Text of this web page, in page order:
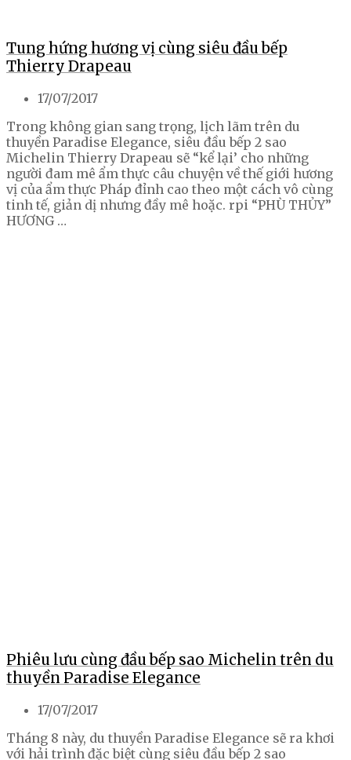
Tung hứng hương vị cùng siêu đầu bếp
Thierry Drapeau
17/07/2017
Trong không gian sang trọng, lịch lãm trên du
thuyền Paradise Elegance, siêu đầu bếp 2 sao
Michelin Thierry Drapeau sẽ “kể lại’ cho những
người đam mê ẩm thực câu chuyện về thế giới hương
vị của ẩm thực Pháp đỉnh cao theo một cách vô cùng
tinh tế, giản dị nhưng đầy mê hoặc. rpi “PHÙ THỦY”
HƯƠNG …
Phiêu lưu cùng đầu bếp sao Michelin trên du
thuyền Paradise Elegance
17/07/2017
Tháng 8 này, du thuyền Paradise Elegance sẽ ra khơi
với hải trình đặc biệt cùng siêu đầu bếp 2 sao